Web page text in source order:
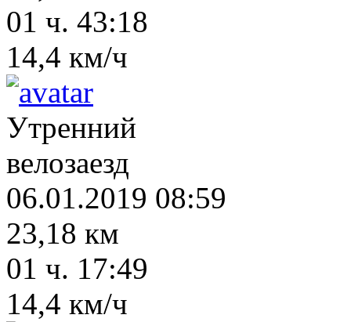
01 ч. 43:18
14,4 км/ч
Утренний
велозаезд
06.01.2019 08:59
23,18 км
01 ч. 17:49
14,4 км/ч